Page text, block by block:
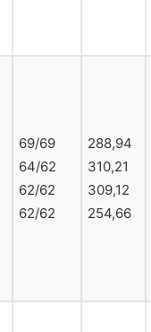
69/69
64/62
62/62
62/62
288,94
310,21
309,12
254,66